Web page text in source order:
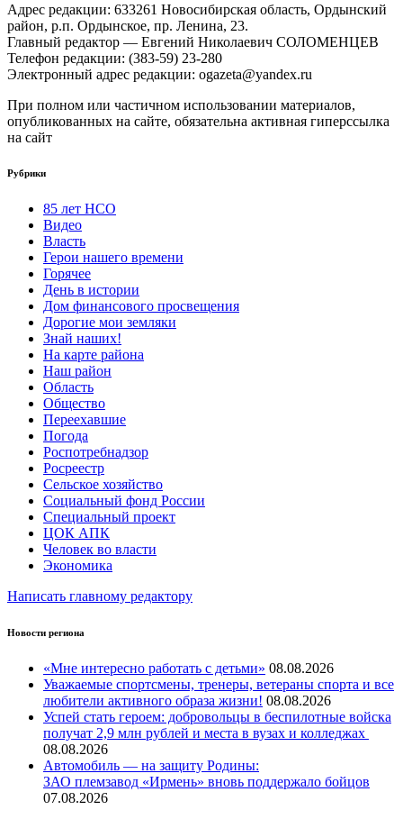
Адрес редакции: 633261 Новосибирская область, Ордынский
район, р.п. Ордынское, пр. Ленина, 23.
Главный редактор — Евгений Николаевич СОЛОМЕНЦЕВ
Телефон редакции: (383-59) 23-280
Электронный адрес редакции: ogazeta@yandex.ru
При полном или частичном использовании материалов,
опубликованных на сайте, обязательна активная гиперссылка
на сайт
Рубрики
85 лет НСО
Видео
Власть
Герои нашего времени
Горячее
День в истории
Дом финансового просвещения
Дорогие мои земляки
Знай наших!
На карте района
Наш район
Область
Общество
Переехавшие
Погода
Роспотребнадзор
Росреестр
Сельское хозяйство
Социальный фонд России
Специальный проект
ЦОК АПК
Человек во власти
Экономика
Написать главному редактору
Новости региона
«Мне интересно работать с детьми» 08.08.2026
Уважаемые спортсмены, тренеры, ветераны спорта и все
любители активного образа жизни! 08.08.2026
Успей стать героем: добровольцы в беспилотные войска
получат 2,9 млн рублей и места в вузах и колледжах
08.08.2026
Автомобиль — на защиту Родины:
ЗАО племзавод «Ирмень» вновь поддержало бойцов
07.08.2026